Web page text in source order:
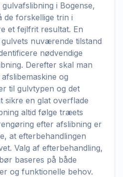
i Bogense,
de forskellige trin i
et fejlfrit resultat. En
nuværende tilstand
nødvendige
Derefter skal man
og
til gulvtypen og det
sikre en glat overflade
altid følge træets
efter afslibning er
at efterbehandlingen
Valg af efterbehandling,
baseres på både
og funktionelle behov.